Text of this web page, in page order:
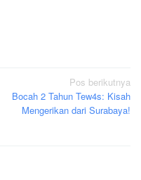
Pos berikutnya
Bocah 2 Tahun Tew4s: Kisah
Mengerikan dari Surabaya!